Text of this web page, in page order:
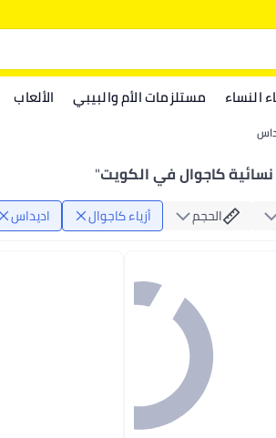
النساء مستلزمات الأم والبيبي الألعاب
نسائية كاجوال في الكويت"
الحجم أزياء كاجوال اديداس